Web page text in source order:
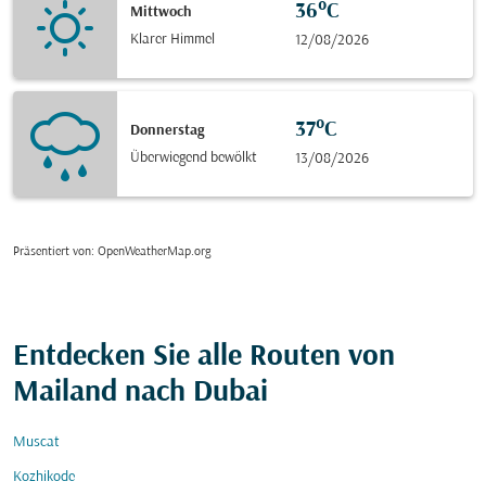
Mittwoch
Klarer Himmel
36°C
12/08/2026
Donnerstag
Überwiegend bewölkt
37°C
13/08/2026
Präsentiert von: OpenWeatherMap.org
Entdecken Sie alle Routen von
Mailand nach Dubai
Muscat
Kozhikode